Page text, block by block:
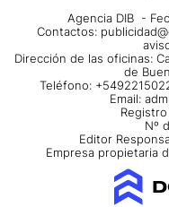
Agencia DIB -
Contactos:
Dirección de las oficinas:
de
Teléfono:
Email:
Nº
Editor
Empresa propietaria